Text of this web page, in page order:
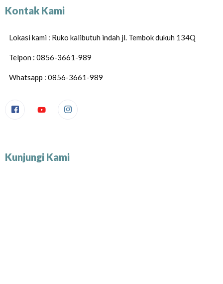
Kontak Kami
Lokasi kami : Ruko kalibutuh indah jl. Tembok dukuh 134Q
Telpon : 0856-3661-989
Whatsapp : 0856-3661-989
Kunjungi Kami